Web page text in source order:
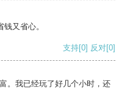
又省心。
支持[0] 反对[0]
。我已经玩了好几个小时，还